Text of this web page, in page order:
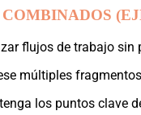
flujos de trabajo
múltiples
los puntos clave